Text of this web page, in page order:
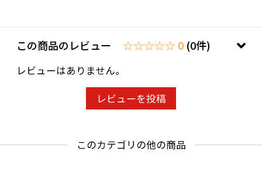
この商品のレビュー ☆☆☆☆☆ 0 (0件)
レビューはありません。
レビューを投稿
このカテゴリの他の商品